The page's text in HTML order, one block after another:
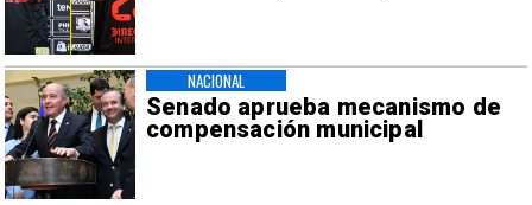
Senado aprueba mecanismo de
compensación municipal
NACIONAL